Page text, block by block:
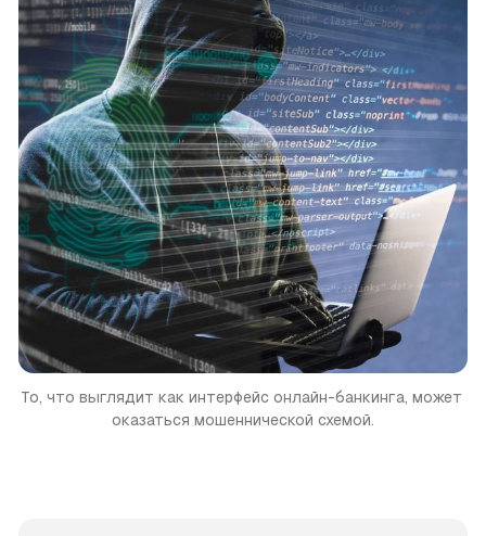
То, что выглядит как интерфейс онлайн-банкинга, может
оказаться мошеннической схемой.